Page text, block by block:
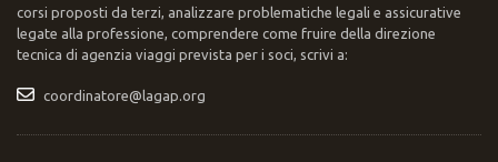
corsi proposti da terzi, analizzare problematiche legali e assicurative
legate alla professione, comprendere come fruire della direzione
tecnica di agenzia viaggi prevista per i soci, scrivi a:
coordinatore@lagap.org